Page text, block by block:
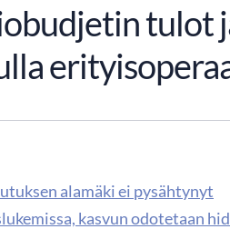
tulot
alamäki ei pysähtynyt
kasvun odotetaan